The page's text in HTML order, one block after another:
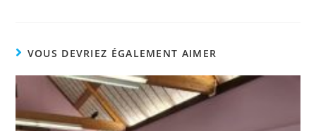
VOUS DEVRIEZ ÉGALEMENT AIMER